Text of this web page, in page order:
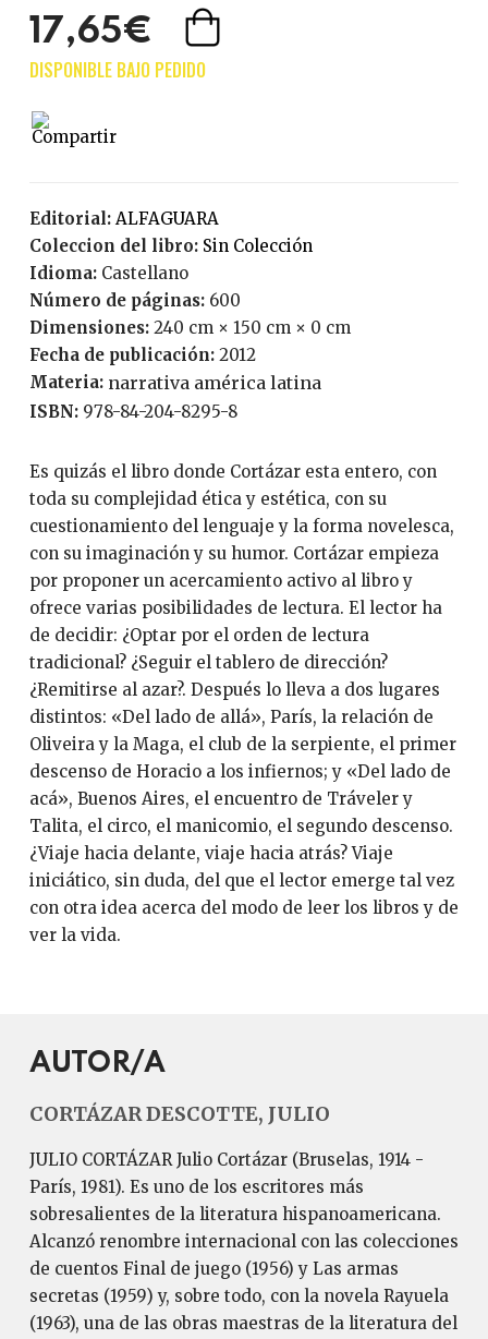
17,65€
Editorial:
ALFAGUARA
Coleccion del libro:
Sin Colección
Idioma:
Castellano
Número de páginas:
600
Dimensiones: 240 cm × 150 cm × 0 cm
Fecha de publicación:
2012
Materia: narrativa américa latina
ISBN: 978-84-204-8295-8
Es quizás el libro donde Cortázar esta entero, con
toda su complejidad ética y estética, con su
cuestionamiento del lenguaje y la forma novelesca,
con su imaginación y su humor. Cortázar empieza
por proponer un acercamiento activo al libro y
ofrece varias posibilidades de lectura. El lector ha
de decidir: ¿Optar por el orden de lectura
tradicional? ¿Seguir el tablero de dirección?
¿Remitirse al azar?. Después lo lleva a dos lugares
distintos: «Del lado de allá», París, la relación de
Oliveira y la Maga, el club de la serpiente, el primer
descenso de Horacio a los infiernos; y «Del lado de
acá», Buenos Aires, el encuentro de Tráveler y
Talita, el circo, el manicomio, el segundo descenso.
¿Viaje hacia delante, viaje hacia atrás? Viaje
iniciático, sin duda, del que el lector emerge tal vez
con otra idea acerca del modo de leer los libros y de
ver la vida.
AUTOR/A
CORTÁZAR DESCOTTE, JULIO
JULIO CORTÁZAR Julio Cortázar (Bruselas, 1914 -
París, 1981). Es uno de los escritores más
sobresalientes de la literatura hispanoamericana.
Alcanzó renombre internacional con las colecciones
de cuentos Final de juego (1956) y Las armas
secretas (1959) y, sobre todo, con la novela Rayuela
(1963), una de las obras maestras de la literatura del